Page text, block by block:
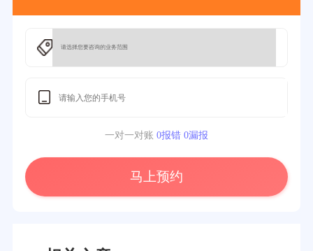
一对一对账 0报错 0漏报
马上预约